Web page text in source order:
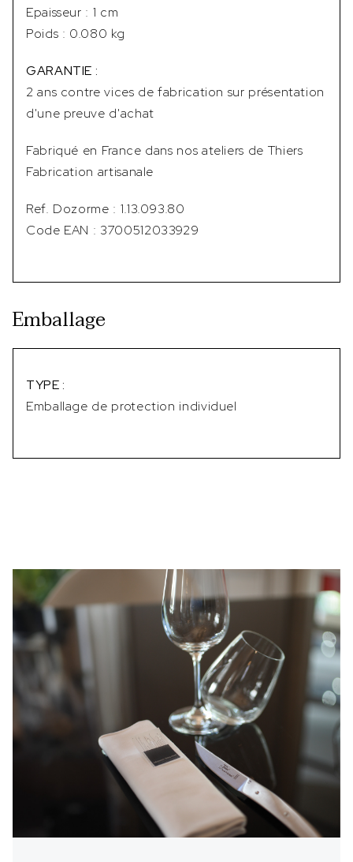
Epaisseur : 1 cm
Poids : 0.080 kg
GARANTIE :
2 ans contre vices de fabrication sur présentation
d'une preuve d'achat
Fabriqué en France dans nos ateliers de Thiers
Fabrication artisanale
Ref. Dozorme : 1.13.093.80
Code EAN : 3700512033929
Emballage
TYPE :
Emballage de protection individuel